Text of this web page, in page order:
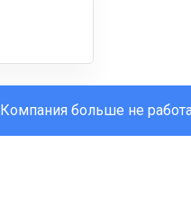
Компания больше не